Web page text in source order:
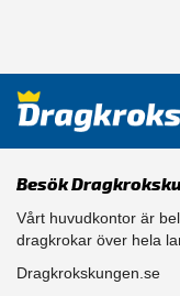
Besök
Vårt huvudkontor är
dragkrokar över hela
Dragkrokskungen.se